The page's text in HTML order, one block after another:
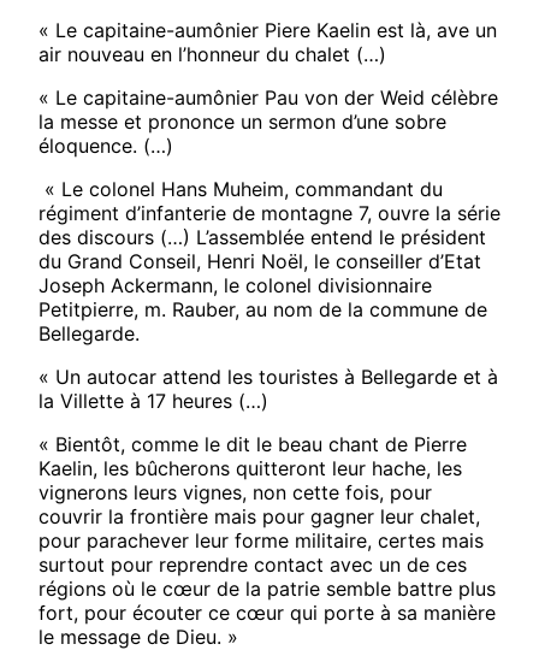
« Le capitaine-aumônier Piere Kaelin est là, ave un
air nouveau en l’honneur du chalet (…)
« Le capitaine-aumônier Pau von der Weid célèbre
la messe et prononce un sermon d’une sobre
éloquence. (…)
« Le colonel Hans Muheim, commandant du
régiment d’infanterie de montagne 7, ouvre la série
des discours (…) L’assemblée entend le président
du Grand Conseil, Henri Noël, le conseiller d’Etat
Joseph Ackermann, le colonel divisionnaire
Petitpierre, m. Rauber, au nom de la commune de
Bellegarde.
« Un autocar attend les touristes à Bellegarde et à
la Villette à 17 heures (…)
« Bientôt, comme le dit le beau chant de Pierre
Kaelin, les bûcherons quitteront leur hache, les
vignerons leurs vignes, non cette fois, pour
couvrir la frontière mais pour gagner leur chalet,
pour parachever leur forme militaire, certes mais
surtout pour reprendre contact avec un de ces
régions où le cœur de la patrie semble battre plus
fort, pour écouter ce cœur qui porte à sa manière
le message de Dieu. »